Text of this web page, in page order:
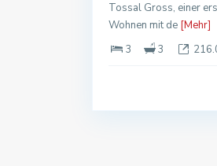
Tossal Gross, einer
Wohnen mit de [Mehr]
3
3